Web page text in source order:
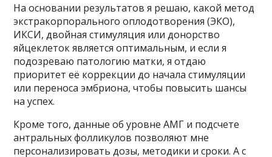
На основании результатов я решаю, какой метод
экстракорпорального оплодотворения (ЭКО),
ИКСИ, двойная стимуляция или донорство
яйцеклеток является оптимальным, и если я
подозреваю патологию матки, я отдаю
приоритет её коррекции до начала стимуляции
или переноса эмбриона, чтобы повысить шансы
на успех.
Кроме того, данные об уровне АМГ и подсчете
антральных фолликулов позволяют мне
персонализировать дозы, методики и сроки. А с